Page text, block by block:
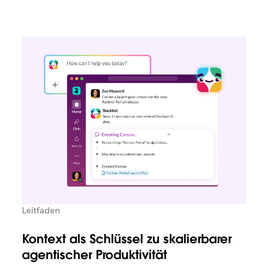
Leitfaden
Kontext als Schlüssel zu skalierbarer
agentischer Produktivität